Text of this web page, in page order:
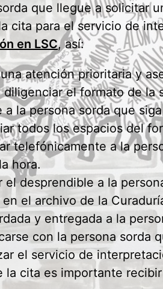
que llegue a solicitar
cita para el servicio de
en LSC, así:
atención prioritaria y
el formato de la
a la persona sorda que
todos los espacios del
telefónicamente a la
hora.
el desprendible a la
en el archivo de la
y entregada a la
con la persona sorda
el servicio de
la cita es importante